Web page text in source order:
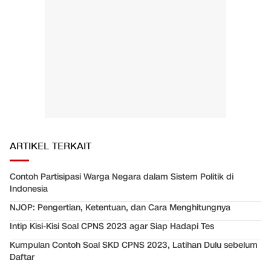
ARTIKEL TERKAIT
Contoh Partisipasi Warga Negara dalam Sistem Politik di
Indonesia
NJOP: Pengertian, Ketentuan, dan Cara Menghitungnya
Intip Kisi-Kisi Soal CPNS 2023 agar Siap Hadapi Tes
Kumpulan Contoh Soal SKD CPNS 2023, Latihan Dulu sebelum
Daftar